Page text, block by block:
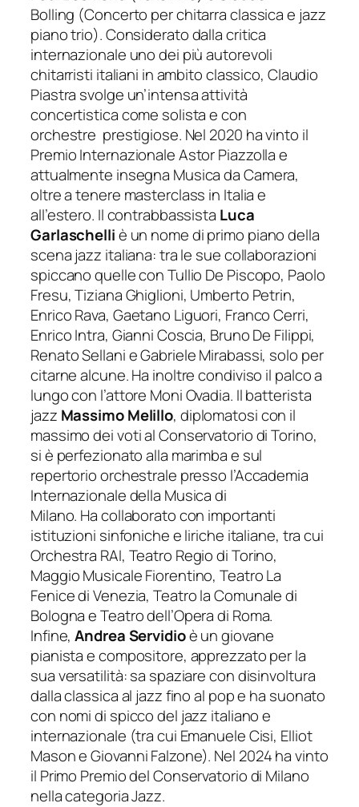
Bolling (Concerto per chitarra classica e jazz
piano trio). Considerato dalla critica
internazionale uno dei più autorevoli
chitarristi italiani in ambito classico, Claudio
Piastra svolge un’intensa attività
concertistica come solista e con
orchestre prestigiose. Nel 2020 ha vinto il
Premio Internazionale Astor Piazzolla e
attualmente insegna Musica da Camera,
oltre a tenere masterclass in Italia e
all’estero. Il contrabbassista Luca
Garlaschelliè un nome di primo piano della
scena jazz italiana: tra le sue collaborazioni
spiccano quelle con Tullio De Piscopo, Paolo
Fresu, Tiziana Ghiglioni, Umberto Petrin,
Enrico Rava, Gaetano Liguori, Franco Cerri,
Enrico Intra, Gianni Coscia, Bruno De Filippi,
Renato Sellani e Gabriele Mirabassi, solo per
citarne alcune. Ha inoltre condiviso il palco a
lungo con l’attore Moni Ovadia. Il batterista
jazz Massimo Melillo, diplomatosi con il
massimo dei voti al Conservatorio di Torino,
si è perfezionato alla marimba e sul
repertorio orchestrale presso l’Accademia
Internazionale della Musica di
Milano. Ha collaborato con importanti
istituzioni sinfoniche e liriche italiane, tra cui
Orchestra RAI, Teatro Regio di Torino,
Maggio Musicale Fiorentino, Teatro La
Fenice di Venezia, Teatro la Comunale di
Bologna e Teatro dell’Opera di Roma.
Infine,Andrea Servidioè un giovane
pianista e compositore, apprezzato per la
sua versatilità: sa spaziare con disinvoltura
dalla classica al jazz fino al pop e ha suonato
con nomi di spicco del jazz italiano e
internazionale (tra cui Emanuele Cisi, Elliot
Mason e Giovanni Falzone). Nel 2024 ha vinto
il Primo Premio del Conservatorio di Milano
nella categoria Jazz.